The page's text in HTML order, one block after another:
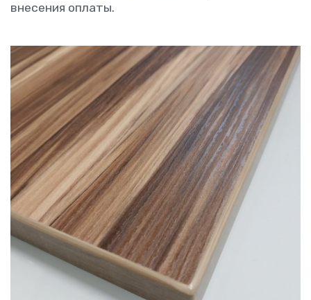
внесения оплаты.